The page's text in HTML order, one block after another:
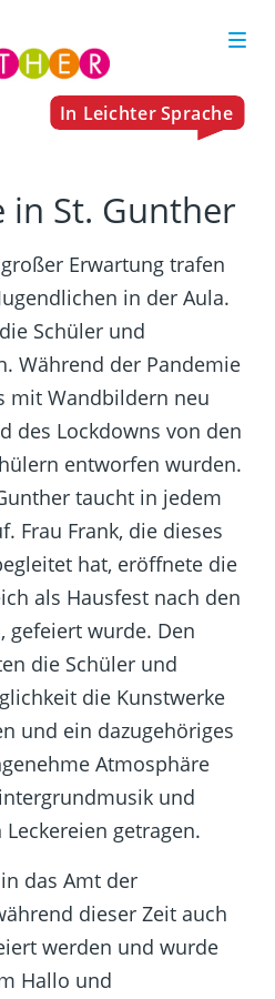
in St. Gunther
Erwartung trafen
in der Aula.
Schüler und
Während der Pandemie
mit Wandbildern neu
des Lockdowns von den
entworfen wurden.
taucht in jedem
Frau Frank, die dieses
hat, eröffnete die
als Hausfest nach den
gefeiert wurde. Den
die Schüler und
die Kunstwerke
und ein dazugehöriges
Atmosphäre
und
getragen.
das Amt der
dieser Zeit auch
werden und wurde
Hallo und